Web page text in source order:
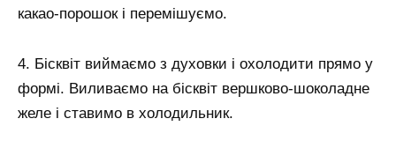
какао-порошок і перемішуємо.
4. Бісквіт виймаємо з духовки і охолодити прямо у
формі. Виливаємо на бісквіт вершково-шоколадне
желе і ставимо в холодильник.